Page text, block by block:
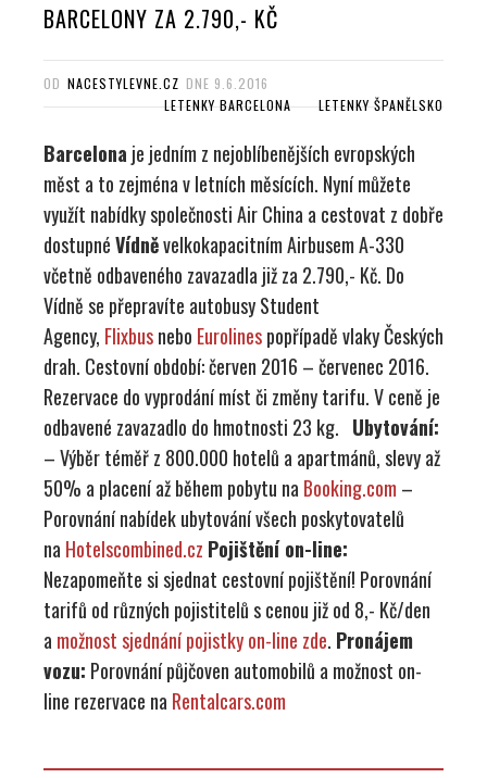
BARCELONY ZA 2.790,- KČ
OD NACESTYLEVNE.CZ DNE 9.6.2016
LETENKY BARCELONA
LETENKY ŠPANĚLSKO
Barcelona je jedním z nejoblíbenějších evropských
měst a to zejména v letních měsících. Nyní můžete
využít nabídky společnosti Air China a cestovat z dobře
dostupnéVídněvelkokapacitním Airbusem A-330
včetně odbaveného zavazadla již za 2.790,- Kč. Do
Vídně se přepravíte autobusy Student
Agency, Flixbusnebo Eurolinespopřípadě vlaky Českých
drah. Cestovní období: červen 2016 – červenec 2016.
Rezervace do vyprodání míst či změny tarifu. V ceně je
odbavené zavazadlo do hmotnosti 23 kg. Ubytování:
– Výběr téměř z 800.000 hotelů a apartmánů, slevy až
50% a placení až během pobytu na Booking.com –
Porovnání nabídek ubytování všech poskytovatelů
na Hotelscombined.cz Pojištění on-line:
Nezapomeňte si sjednat cestovní pojištění! Porovnání
tarifů od různých pojistitelů s cenou již od 8,- Kč/den
a možnost sjednání pojistky on-line zde. Pronájem
vozu: Porovnání půjčoven automobilů a možnost on-
line rezervace na Rentalcars.com